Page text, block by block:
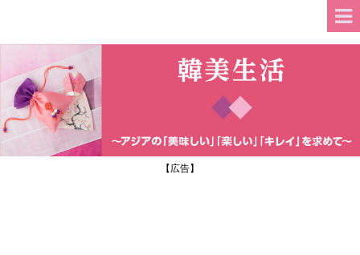
【広告】